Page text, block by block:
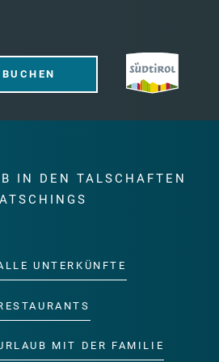
IN DEN TALSCHAFTEN
UNTERKÜNFTE
MIT DER FAMILIE